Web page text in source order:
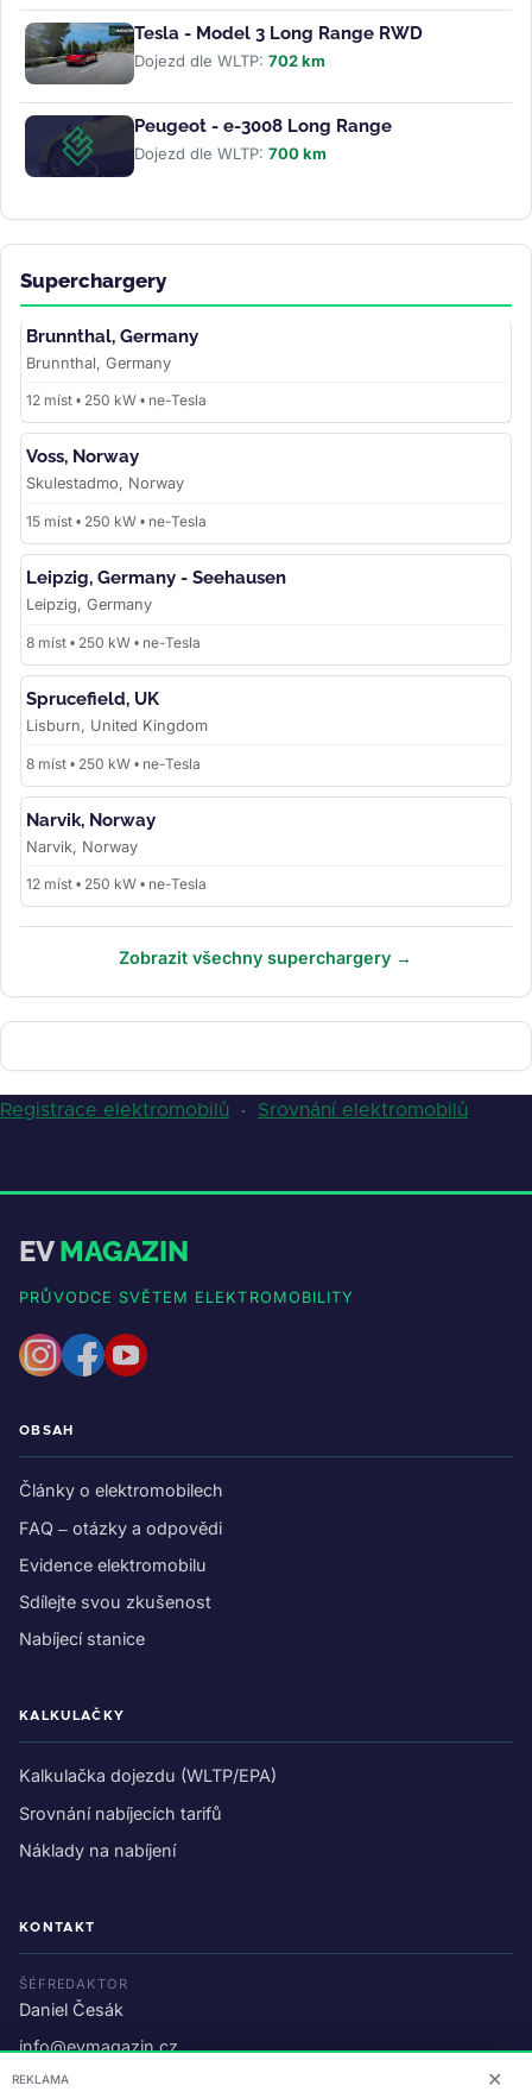
Tesla - Model 3 Long Range RWD
Dojezd dle WLTP: 702 km
Peugeot - e-3008 Long Range
Dojezd dle WLTP: 700 km
Superchargery
Brunnthal, Germany
Brunnthal, Germany
12 míst • 250 kW • ne-Tesla
Voss, Norway
Skulestadmo, Norway
15 míst • 250 kW • ne-Tesla
Leipzig, Germany - Seehausen
Leipzig, Germany
8 míst • 250 kW • ne-Tesla
Sprucefield, UK
Lisburn, United Kingdom
8 míst • 250 kW • ne-Tesla
Narvik, Norway
Narvik, Norway
12 míst • 250 kW • ne-Tesla
Zobrazit všechny superchargery →
Registrace elektromobilů · Srovnání elektromobilů
EVMAGAZIN
PRŮVODCE SVĚTEM ELEKTROMOBILITY
OBSAH
Články o elektromobilech
FAQ – otázky a odpovědi
Evidence elektromobilu
Sdílejte svou zkušenost
Nabíjecí stanice
KALKULAČKY
Kalkulačka dojezdu (WLTP/EPA)
Srovnání nabíjecích tarifů
Náklady na nabíjení
KONTAKT
ŠÉFREDAKTOR
Daniel Česák
info@evmagazin.cz
O nás
REKLAMA ✕